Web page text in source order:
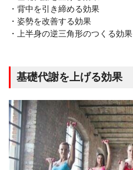
・背中を引き締める効果
・姿勢を改善する効果
・上半身の逆三角形のつくる効果
基礎代謝を上げる効果